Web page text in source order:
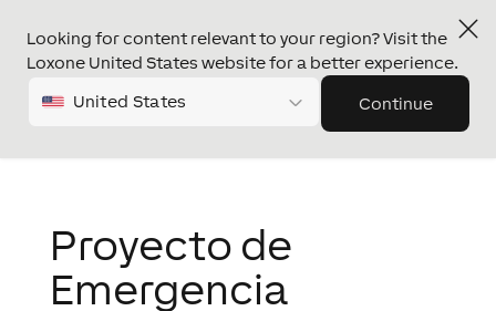
Looking for content relevant to your region? Visit the
Loxone United States website for a better experience.
United States Continue
Proyecto de
Emergencia